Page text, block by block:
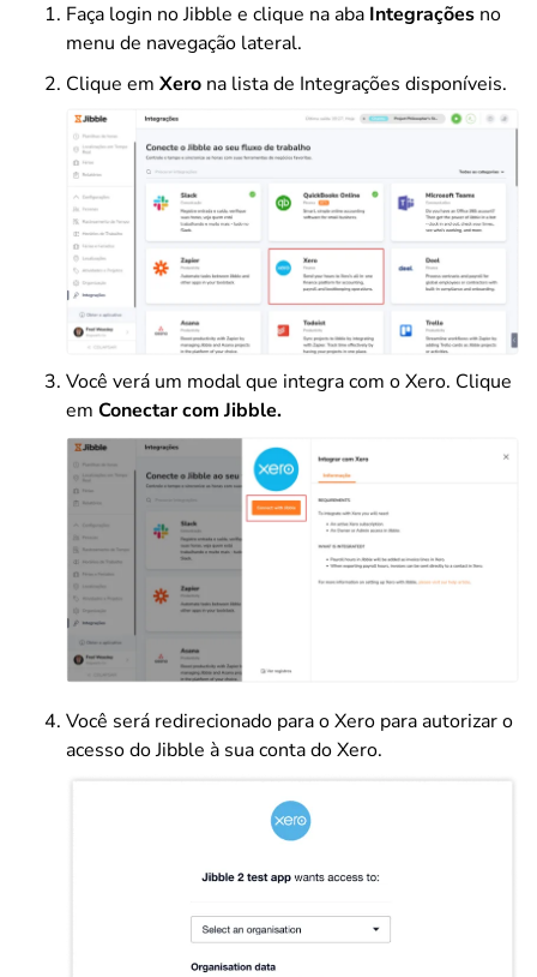
Faça login no Jibble e clique na aba Integrações no
menu de navegação lateral.
Clique em Xero na lista de Integrações disponíveis.
Você verá um modal que integra com o Xero. Clique
em Conectar com Jibble.
Você será redirecionado para o Xero para autorizar o
acesso do Jibble à sua conta do Xero.